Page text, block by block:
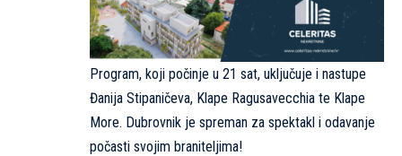
Program, koji počinje u 21 sat, uključuje i nastupe
Đanija Stipaničeva, Klape Ragusavecchia te Klape
More. Dubrovnik je spreman za spektakl i odavanje
počasti svojim braniteljima!